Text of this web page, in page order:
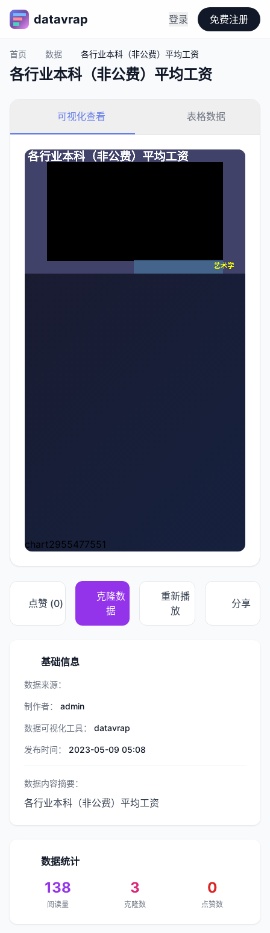
datavrap 登录 免费注册
首页 数据 各行业本科（非公费）平均工资
各行业本科（非公费）平均工资
可视化查看 表格数据
chart2955477551
点赞 (0)
克隆数
据
重新播
放
分享
基础信息
数据来源：
制作者： admin
数据可视化工具： datavrap
发布时间： 2023-05-09 05:08
数据内容摘要：
各行业本科（非公费）平均工资
数据统计
138
阅读量
3
克隆数
0
点赞数